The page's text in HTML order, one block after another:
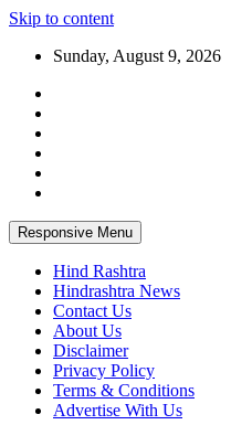
Skip to content
Sunday, August 9, 2026
Responsive Menu
Hind Rashtra
Hindrashtra News
Contact Us
About Us
Disclaimer
Privacy Policy
Terms & Conditions
Advertise With Us